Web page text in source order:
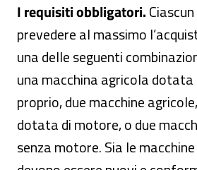
I requisiti obbligatori.
prevedere al massimo
una delle seguenti
una macchina agricola
proprio, due macchine
dotata di motore, o due
senza motore. Sia le